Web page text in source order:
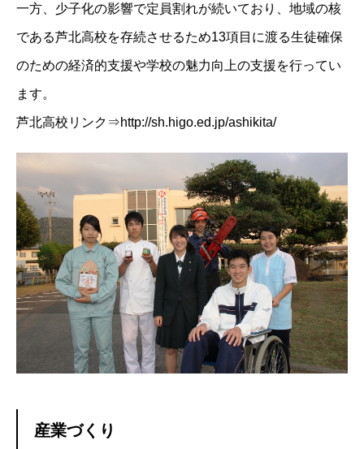
一方、少子化の影響で定員割れが続いており、地域の核
である芦北高校を存続させるため13項目に渡る生徒確保
のための経済的支援や学校の魅力向上の支援を行ってい
ます。
芦北高校リンク⇒http://sh.higo.ed.jp/ashikita/
産業づくり